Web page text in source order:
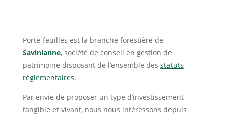
Porte-feuilles est la branche forestière de
Savinianne, société de conseil en gestion de
patrimoine disposant de l’ensemble des statuts
réglementaires.
Par envie de proposer un type d’investissement
tangible et vivant, nous nous intéressons depuis